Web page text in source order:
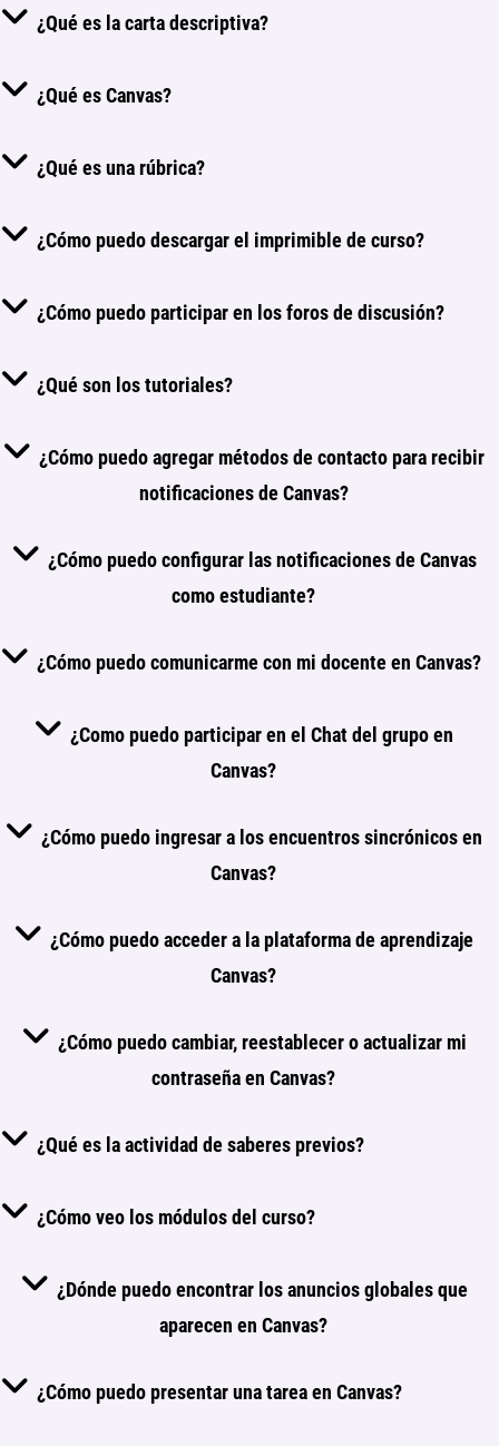
¿Qué es la carta descriptiva?
¿Qué es Canvas?
¿Qué es una rúbrica?
¿Cómo puedo descargar el imprimible de curso?
¿Cómo puedo participar en los foros de discusión?
¿Qué son los tutoriales?
¿Cómo puedo agregar métodos de contacto para recibir
notificaciones de Canvas?
¿Cómo puedo configurar las notificaciones de Canvas
como estudiante?
¿Cómo puedo comunicarme con mi docente en Canvas?
¿Como puedo participar en el Chat del grupo en
Canvas?
¿Cómo puedo ingresar a los encuentros sincrónicos en
Canvas?
¿Cómo puedo acceder a la plataforma de aprendizaje
Canvas?
¿Cómo puedo cambiar, reestablecer o actualizar mi
contraseña en Canvas?
¿Qué es la actividad de saberes previos?
¿Cómo veo los módulos del curso?
¿Dónde puedo encontrar los anuncios globales que
aparecen en Canvas?
¿Cómo puedo presentar una tarea en Canvas?